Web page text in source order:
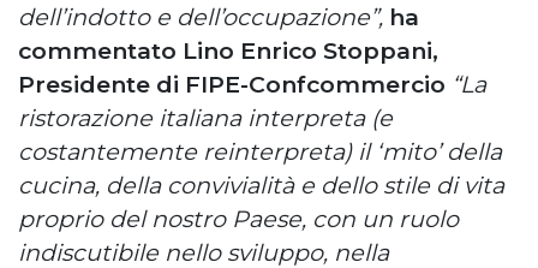
dell’indotto e dell’occupazione”, ha
commentato Lino Enrico Stoppani,
Presidente di FIPE-Confcommercio “La
ristorazione italiana interpreta (e
costantemente reinterpreta) il ‘mito’ della
cucina, della convivialità e dello stile di vita
proprio del nostro Paese, con un ruolo
indiscutibile nello sviluppo, nella